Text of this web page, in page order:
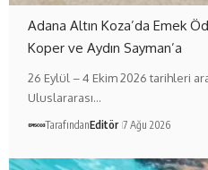
Adana Altın Koza’da Emek
Koper ve Aydın Sayman’a
26 Eylül – 4 Ekim 2026 tarihleri
Uluslararası…
TarafındanEditör 7 Ağu 2026